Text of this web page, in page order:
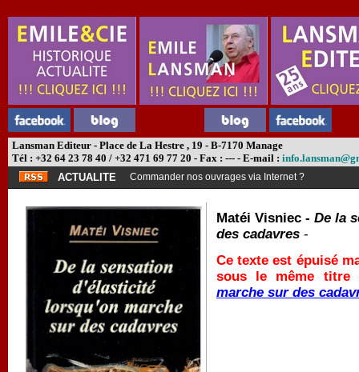
Lansman Editeur - Place de La Hestre , 19 - B-7170 Manage
Tél : +32 64 23 78 40 / +32 471 69 77 20 - Fax : --- - E-mail :
ACTUALITE
Commander nos ouvrages via Internet ?
Matéi Visniec - De la
des cadavres -
Ce texte est épuisé
sous le même
marche sur des